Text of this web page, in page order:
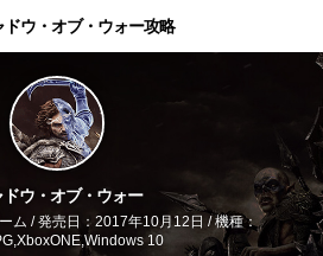
ドウ・オブ・ウォー攻略
ドウ・オブ・ウォー
ム / 発売日：2017年10月12日 / 機種：
10